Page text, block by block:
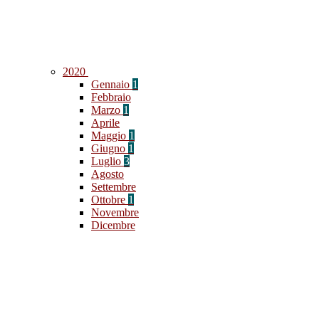
2020
Gennaio 1
Febbraio
Marzo 1
Aprile
Maggio 1
Giugno 1
Luglio 3
Agosto
Settembre
Ottobre 1
Novembre
Dicembre